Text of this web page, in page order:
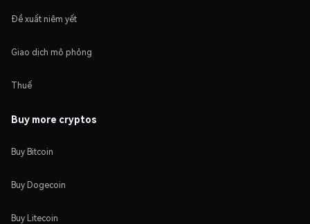
Đề xuất niêm yết
Giao dịch mô phỏng
Thuế
Buy more cryptos
Buy Bitcoin
Buy Dogecoin
Buy Litecoin